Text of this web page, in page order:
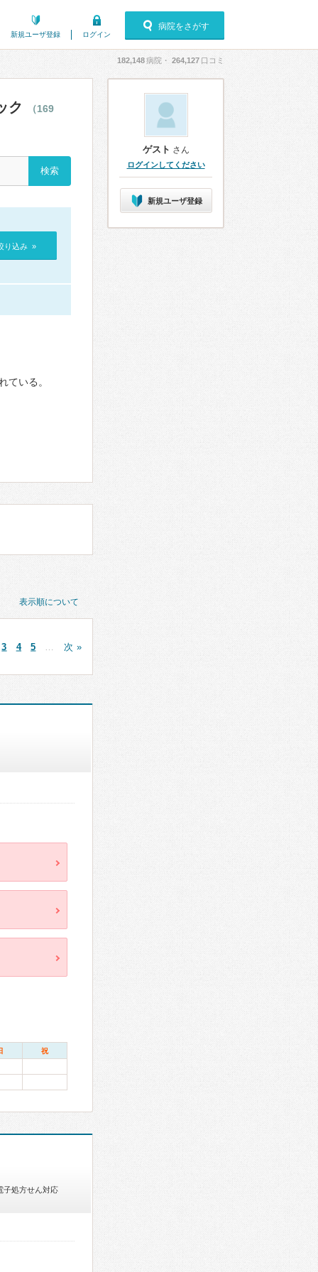
新規ユーザ登録 ログイン
病院をさがす
182,148病院・ 264,127 口コミ
ク （169
り込み »
ている。
表示順について
3 4 5 次 »
祝
子処方せん対応
ゲスト さん
ログインしてください
新規ユーザ登録